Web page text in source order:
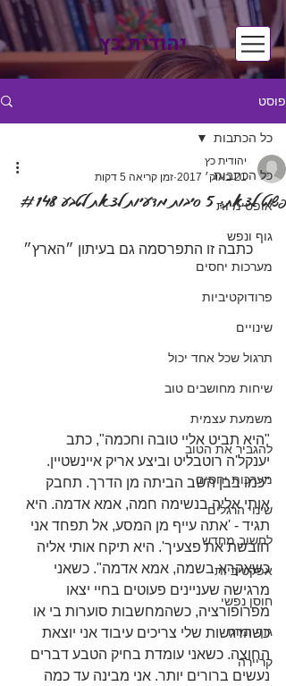
יהודית כץ
פוסט
כל הכתבות
אופטימיות
גוף ונפש
מערכות יחסים
פרודוקטיביות
שינויים
תרגול שכל אחד יכול
שיחות מחושבים טוב
משמעת עצמית
להגביר את הטוב
מערכות יחסים
שינוי הרגלים
לחשוב מחדש
אפקטיביות
חוסן נפשי
גוף ומוח
קריירה
כל הכתבות
פשוט לצאת: 5 סיבות מדעיות לצאת לטבע #148
יהודית כץ
21 באוק׳ 2017
זמן קריאה 5 דקות
   כתבה זו התפרסמה גם בעיתון ״הארץ״
"היא תביט אליי טובה וחכמה", כתב
יענקל'ה רוטבליט וביצע אריק איינשטיין.
"כמו בבן השב הביתה מן הדרך. תחבק
אותי אליה בנשימה חמה, אמא אדמה. היא
תגיד - 'אתה עייף מן המסע, אל תפחד אני
חובשת את פצעיך'. היא תיקח אותי אליה
כשאקרא בשמה, אמא אדמה". כשאני
מרגישה שעניינים פעוטים בחיי יצאו
מפרופורציה, כשהמחשבות סוערות בי או
כשהרגשות שלי צריכים עיבוד אני יוצאת
החוצה. כשאני עומדת בחיק הטבע דברים
נעשים ברורים יותר. אני מבינה עד כמה